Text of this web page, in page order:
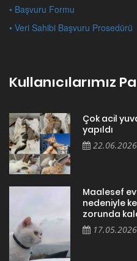
• Başvuru Formu
• Veri Sahibi Başvuru Prosedürü
Kullanıcılarımız
Çok acil
yapıldı
22.06.2026
Maalesef
nedeniyle
zorunda
17.05.2026